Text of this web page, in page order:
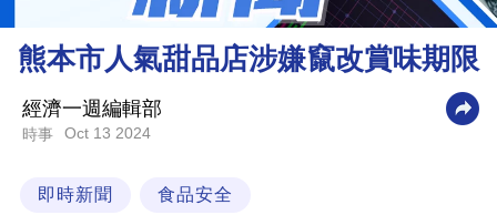
財
商
業
熊本市人氣甜品店涉嫌竄改賞味期限
經濟一週編輯部
時事 Oct 13 2024
即時新聞 食品安全